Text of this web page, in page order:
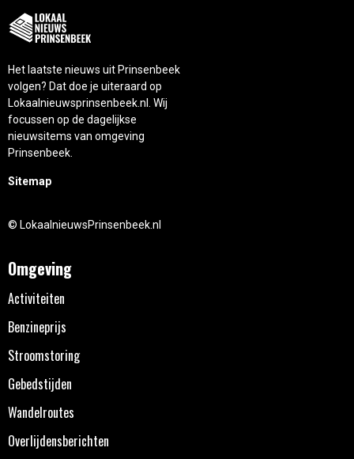
Het laatste nieuws uit Prinsenbeek
volgen? Dat doe je uiteraard op
Lokaalnieuwsprinsenbeek.nl. Wij
focussen op de dagelijkse
nieuwsitems van omgeving
Prinsenbeek.
Sitemap
© LokaalnieuwsPrinsenbeek.nl
Omgeving
Activiteiten
Benzineprijs
Stroomstoring
Gebedstijden
Wandelroutes
Overlijdensberichten